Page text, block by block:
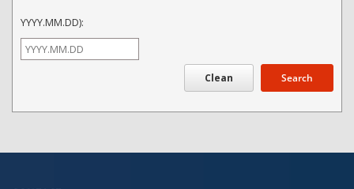
YYYY.MM.DD):
Search